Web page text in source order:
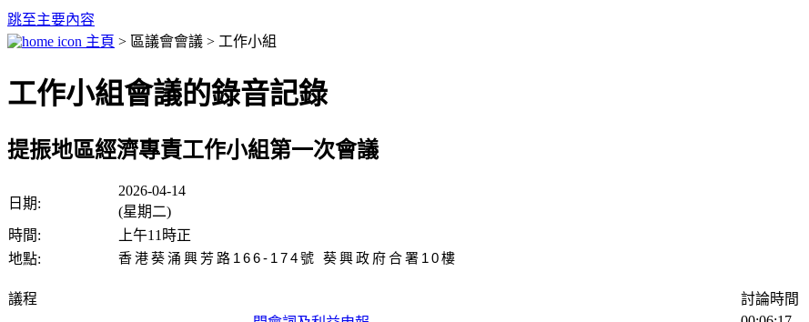
跳至主要內容
主頁 > 區議會會議 > 工作小組
工作小組會議的錄音記錄
提振地區經濟專責工作小組第一次會議
日期:
2026-04-14
(星期二)
時間:
上午11時正
地點:
香港葵涌興芳路166-174號 葵興政府合署10樓
議程
討論時間